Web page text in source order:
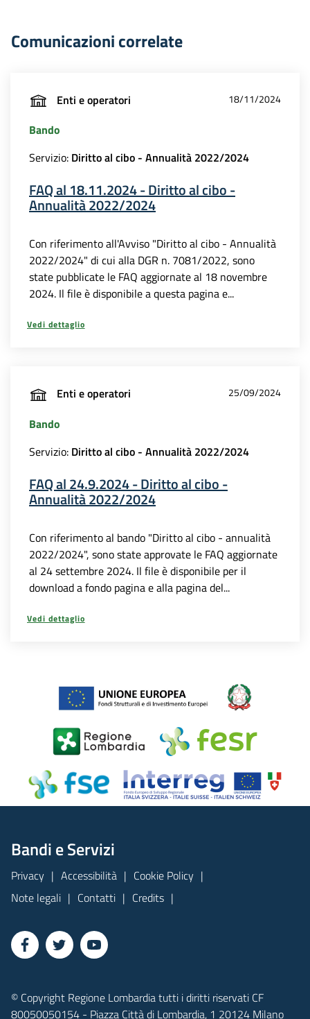
Comunicazioni correlate
Enti e operatori 18/11/2024
Bando
Servizio: Diritto al cibo - Annualità 2022/2024
FAQ al 18.11.2024 - Diritto al cibo -
Annualità 2022/2024
Con riferimento all'Avviso "Diritto al cibo - Annualità
2022/2024" di cui alla DGR n. 7081/2022, sono
state pubblicate le FAQ aggiornate al 18 novembre
2024. Il file è disponibile a questa pagina e...
Vedi dettaglio
Enti e operatori 25/09/2024
Bando
Servizio: Diritto al cibo - Annualità 2022/2024
FAQ al 24.9.2024 - Diritto al cibo -
Annualità 2022/2024
Con riferimento al bando "Diritto al cibo - annualità
2022/2024", sono state approvate le FAQ aggiornate
al 24 settembre 2024. Il file è disponibile per il
download a fondo pagina e alla pagina del...
Vedi dettaglio
Bandi e Servizi
Privacy Accessibilità
Cookie Policy
Note legali
Contatti Credits
© Copyright Regione Lombardia tutti i diritti riservati CF
80050050154 - Piazza Città di Lombardia, 1 20124 Milano